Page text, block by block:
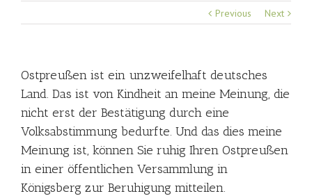
Previous Next
Ostpreußen ist ein unzweifelhaft deutsches
Land. Das ist von Kindheit an meine Meinung, die
nicht erst der Bestätigung durch eine
Volksabstimmung bedurfte. Und das dies meine
Meinung ist, können Sie ruhig Ihren Ostpreußen
in einer öffentlichen Versammlung in
Königsberg zur Beruhigung mitteilen.